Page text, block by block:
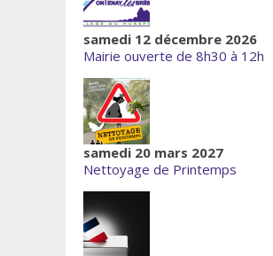
samedi 12 décembre 2026
Mairie ouverte de 8h30 à 12h
samedi 20 mars 2027
Nettoyage de Printemps